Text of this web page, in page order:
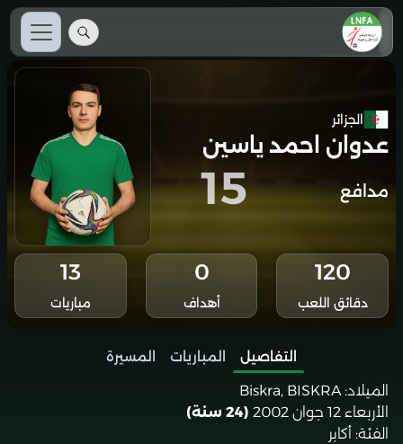
الجزائر
عدوان احمد ياسين
مدافع 15
120
دقائق اللعب
0
أهداف
13
مباريات
التفاصيل المباريات
المسيرة
الميلاد: Biskra, BISKRA
الأربعاء 12 جوان 2002
(24 سنة)
الفئة: أكابر